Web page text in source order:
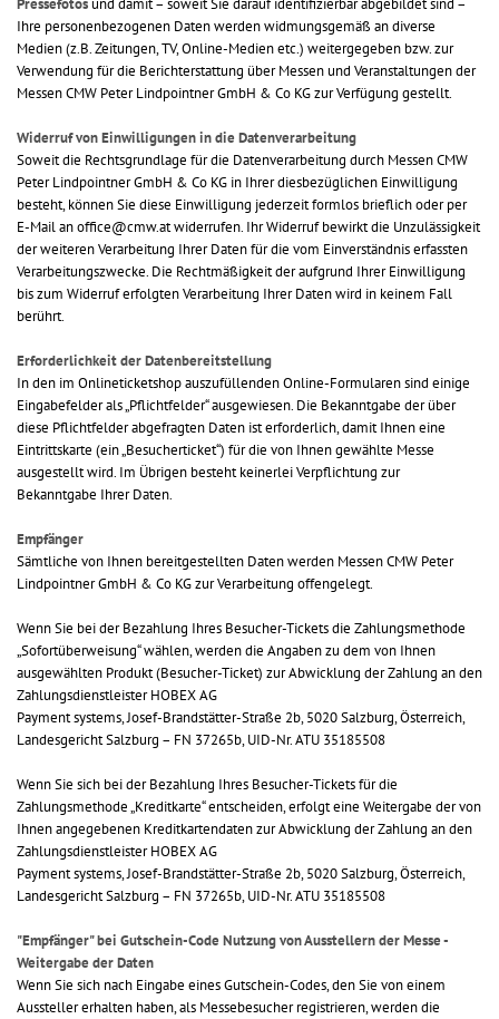
Pressefotosund damit – soweit Sie darauf identifizierbar abgebildet sind –
Ihre personenbezogenen Daten werden widmungsgemäß an diverse
Medien (z.B. Zeitungen, TV, Online-Medien etc.) weitergegeben bzw. zur
Verwendung für die Berichterstattung über Messen und Veranstaltungen der
Messen CMW Peter Lindpointner GmbH & Co KG zur Verfügung gestellt.
Widerruf von Einwilligungen in die Datenverarbeitung
Soweit die Rechtsgrundlage für die Datenverarbeitung durch Messen CMW
Peter Lindpointner GmbH & Co KG in Ihrer diesbezüglichen Einwilligung
besteht, können Sie diese Einwilligung jederzeit formlos brieflich oder per
E-Mail an office@cmw.at widerrufen. Ihr Widerruf bewirkt die Unzulässigkeit
der weiteren Verarbeitung Ihrer Daten für die vom Einverständnis erfassten
Verarbeitungszwecke. Die Rechtmäßigkeit der aufgrund Ihrer Einwilligung
bis zum Widerruf erfolgten Verarbeitung Ihrer Daten wird in keinem Fall
berührt.
Erforderlichkeit der Datenbereitstellung
In den im Onlineticketshop auszufüllenden Online-Formularen sind einige
Eingabefelder als „Pflichtfelder“ ausgewiesen. Die Bekanntgabe der über
diese Pflichtfelder abgefragten Daten ist erforderlich, damit Ihnen eine
Eintrittskarte (ein „Besucherticket“) für die von Ihnen gewählte Messe
ausgestellt wird. Im Übrigen besteht keinerlei Verpflichtung zur
Bekanntgabe Ihrer Daten.
Empfänger
Sämtliche von Ihnen bereitgestellten Daten werden Messen CMW Peter
Lindpointner GmbH & Co KG zur Verarbeitung offengelegt.
Wenn Sie bei der Bezahlung Ihres Besucher-Tickets die Zahlungsmethode
„Sofortüberweisung“ wählen, werden die Angaben zu dem von Ihnen
ausgewählten Produkt (Besucher-Ticket) zur Abwicklung der Zahlung an den
Zahlungsdienstleister HOBEX AG
Payment systems, Josef-Brandstätter-Straße 2b, 5020 Salzburg, Österreich,
Landesgericht Salzburg – FN 37265b, UID-Nr. ATU 35185508
Wenn Sie sich bei der Bezahlung Ihres Besucher-Tickets für die
Zahlungsmethode „Kreditkarte“ entscheiden, erfolgt eine Weitergabe der von
Ihnen angegebenen Kreditkartendaten zur Abwicklung der Zahlung an den
Zahlungsdienstleister HOBEX AG
Payment systems, Josef-Brandstätter-Straße 2b, 5020 Salzburg, Österreich,
Landesgericht Salzburg – FN 37265b, UID-Nr. ATU 35185508
"Empfänger" bei Gutschein-Code Nutzung von Ausstellern der Messe -
Weitergabe der Daten
Wenn Sie sich nach Eingabe eines Gutschein-Codes, den Sie von einem
Aussteller erhalten haben, als Messebesucher registrieren, werden die